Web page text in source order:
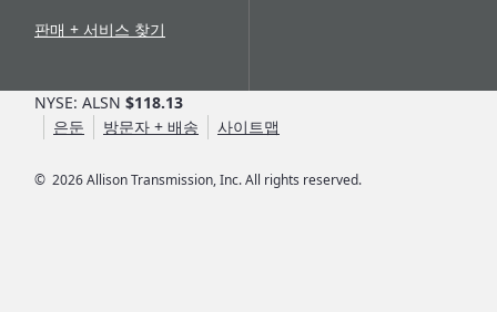
판매 + 서비스 찾기
© 2026Allison Transmission, Inc. All rights reserved.
NYSE: ALSN $118.13
은둔
방문자 + 배송 사이트맵